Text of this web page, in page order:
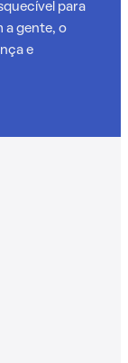
para
a gente, o
e